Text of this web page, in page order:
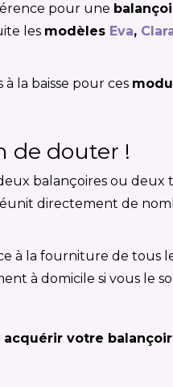
pour une
les modèles Eva,
la baisse pour ces
de douter !
balançoires ou deux
directement de
à la fourniture de tous
à domicile si vous le
acquérir votre